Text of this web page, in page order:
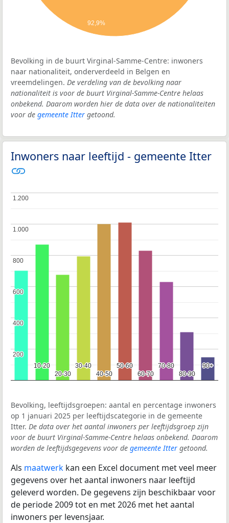
92,9%
Bevolking in de buurt Virginal-Samme-Centre: inwoners
naar nationaliteit, onderverdeeld in Belgen en
vreemdelingen. De verdeling van de bevolking naar
nationaliteit is voor de buurt Virginal-Samme-Centre helaas
onbekend. Daarom worden hier de data over de nationaliteiten
voor de gemeente Itter getoond.
Inwoners naar leeftijd - gemeente Itter
10-20
10-20
20-30
20-30
30-40
30-40
40-50
40-50
50-60
50-60
60-70
60-70
70-80
70-80
80-90
80-90
90+
90+
200
200
400
400
600
600
800
800
1.000
1.000
1.200
1.200
Bevolking, leeftijdsgroepen: aantal en percentage inwoners
op 1 januari 2025 per leeftijdscategorie in de gemeente
Itter. De data over het aantal inwoners per leeftijdsgroep zijn
voor de buurt Virginal-Samme-Centre helaas onbekend. Daarom
worden de leeftijdsgegevens voor de gemeente Itter getoond.
Als maatwerk kan een Excel document met veel meer
gegevens over het aantal inwoners naar leeftijd
geleverd worden. De gegevens zijn beschikbaar voor
de periode 2009 tot en met 2026 met het aantal
inwoners per levensjaar.